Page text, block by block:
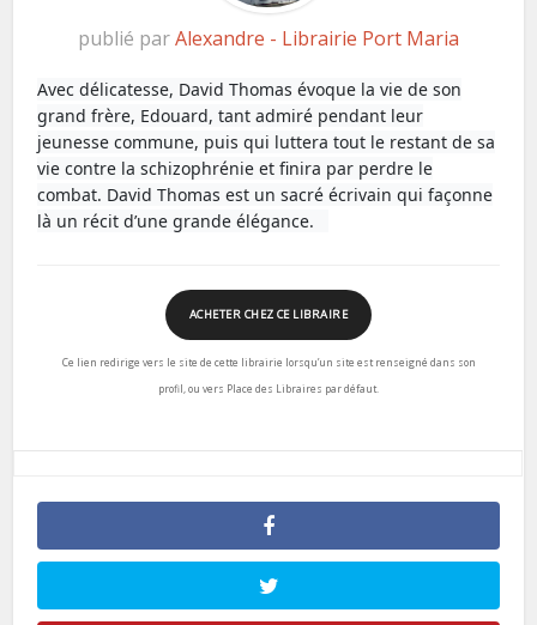
publié parAlexandre - Librairie Port Maria
Avec délicatesse, David Thomas évoque la vie de son
grand frère, Edouard, tant admiré pendant leur
jeunesse commune, puis qui luttera tout le restant de sa
vie contre la schizophrénie et finira par perdre le
combat. David Thomas est un sacré écrivain qui façonne
là un récit d’une grande élégance.
ACHETER CHEZ CE LIBRAIRE
Ce lien redirige vers le site de cette librairie lorsqu’un site est renseigné dans son
profil, ou vers Place des Libraires par défaut.